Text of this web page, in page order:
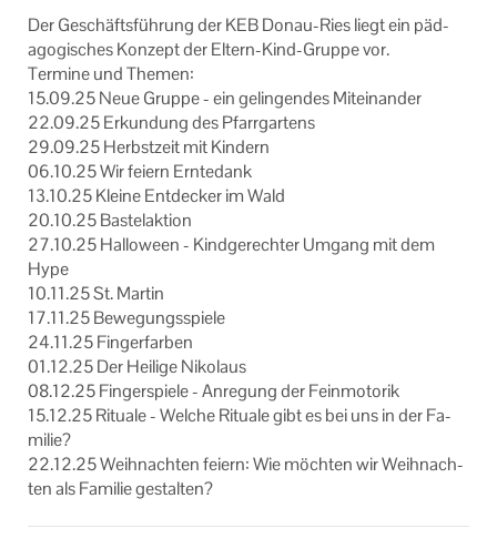
Der Ge­schäfts­füh­rung der KEB Donau-​Ries liegt ein päd­
ago­gi­sches Kon­zept der Eltern-​Kind-Gruppe vor.
Ter­mi­ne und The­men:
15.09.25 Neue Grup­pe - ein ge­lin­gen­des Mit­ein­an­der
22.09.25 Er­kun­dung des Pfarr­gar­tens
29.09.25 Herbst­zeit mit Kin­dern
06.10.25 Wir fei­ern Ern­te­dank
13.10.25 Klei­ne Ent­de­cker im Wald
20.10.25 Bas­tel­ak­ti­on
27.10.25 Hal­lo­ween - Kind­ge­rech­ter Um­gang mit dem
Hype
10.11.25 St. Mar­tin
17.11.25 Be­we­gungs­spie­le
24.11.25 Fin­ger­far­ben
01.12.25 Der Hei­li­ge Ni­ko­laus
08.12.25 Fin­ger­spie­le - An­re­gung der Fein­mo­to­rik
15.12.25 Ri­tua­le - Wel­che Ri­tua­le gibt es bei uns in der Fa­
mi­lie?
22.12.25 Weih­nach­ten fei­ern: Wie möch­ten wir Weih­nach­
ten als Fa­mi­lie ge­stal­ten?
Datenschutzerklärung